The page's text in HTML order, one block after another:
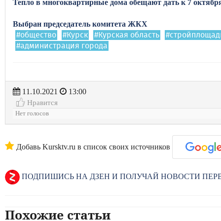
Тепло в многоквартирные дома обещают дать к 7
Выбран председатель комитета ЖКХ
#общество #Курск #Курская область
#администрация города
11.10.2021
13:00
Нравится
Нет голосов
Добавь Kursktv.ru в список своих источников
ПОДПИШИСЬ НА ДЗЕН И ПОЛУЧАЙ НОВОСТИ
Похожие статьи